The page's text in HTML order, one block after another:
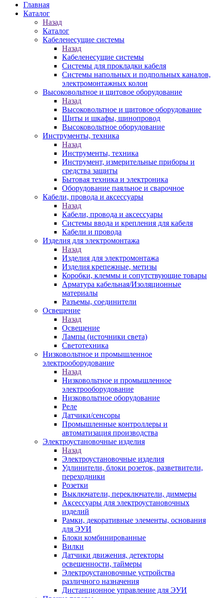
Главная
Каталог
Назад
Каталог
Кабеленесущие системы
Назад
Кабеленесущие системы
Системы для прокладки кабеля
Системы напольных и подпольных каналов,
электромонтажных колон
Высоковольтное и щитовое оборудование
Назад
Высоковольтное и щитовое оборудование
Щиты и шкафы, шинопровод
Высоковольтное оборудование
Инструменты, техника
Назад
Инструменты, техника
Инструмент, измерительные приборы и
средства защиты
Бытовая техника и электроника
Оборудование паяльное и сварочное
Кабели, провода и аксессуары
Назад
Кабели, провода и аксессуары
Системы ввода и крепления для кабеля
Кабели и провода
Изделия для электромонтажа
Назад
Изделия для электромонтажа
Изделия крепежные, метизы
Коробки, клеммы и сопутствующие товары
Арматура кабельная/Изоляционные
материалы
Разъемы, соединители
Освещение
Назад
Освещение
Лампы (источники света)
Светотехника
Низковольтное и промышленное
электрооборудование
Назад
Низковольтное и промышленное
электрооборудование
Низковольтное оборудование
Реле
Датчики/сенсоры
Промышленные контроллеры и
автоматизация производства
Электроустановочные изделия
Назад
Электроустановочные изделия
Удлинители, блоки розеток, разветвители,
переходники
Розетки
Выключатели, переключатели, диммеры
Аксессуары для электроустановочных
изделий
Рамки, декоративные элементы, основания
для ЭУИ
Блоки комбинированные
Вилки
Датчики движения, детекторы
освещенности, таймеры
Электроустановочные устройства
различного назначения
Дистанционное управление для ЭУИ